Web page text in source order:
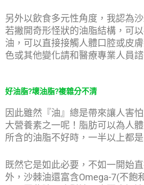
另外以飲食多元性角度，我認為
若撇開奇形怪狀的油脂結構，可
油，可以直接接觸人體口腔或皮
色或其他變化請和醫療專業人員諮
好油脂?壞油脂?複雜分不清
因此雖然『油』總是帶來讓人害
大營養素之一呢！脂肪可以為人
所含的油脂不好時，一半以上都
既然它是如此必要，不如一開始
外，沙棘油還富含Omega-7(不飽